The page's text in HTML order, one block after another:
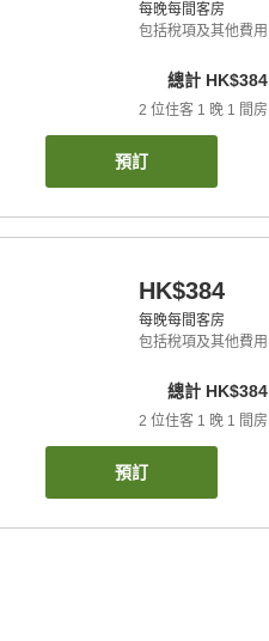
每晚每間客房
包括稅項及其他費用
總計 HK$384
2 位住客 1 晚 1 間房
預訂
HK$384
每晚每間客房
包括稅項及其他費用
總計 HK$384
2 位住客 1 晚 1 間房
預訂